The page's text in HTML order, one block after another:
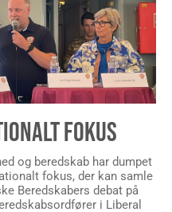
FOKUS
og beredskab har dumpet
fokus, der kan samle
Beredskabers debat på
i Liberal